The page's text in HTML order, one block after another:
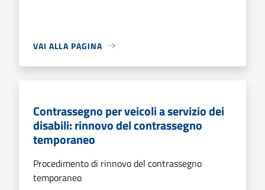
VAI ALLA PAGINA
Contrassegno per veicoli a servizio dei
disabili: rinnovo del contrassegno
temporaneo
Procedimento di rinnovo del contrassegno
temporaneo